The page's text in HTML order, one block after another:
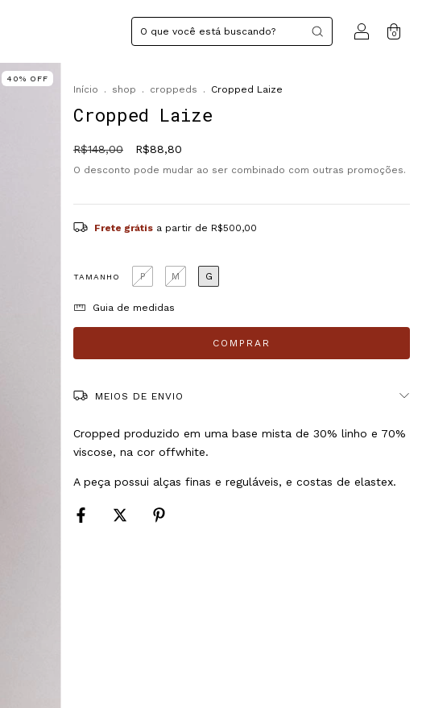
0
40% OFF
Início . shop . croppeds . Cropped Laize
Cropped Laize
R$148,00 R$88,80
O desconto pode mudar ao ser combinado com outras promoções.
Frete grátis a partir de R$500,00
TAMANHO P M G
Guia de medidas
MEIOS DE ENVIO
Cropped produzido em uma base mista de 30% linho e 70%
viscose, na cor offwhite.
A peça possui alças finas e reguláveis, e costas de elastex.